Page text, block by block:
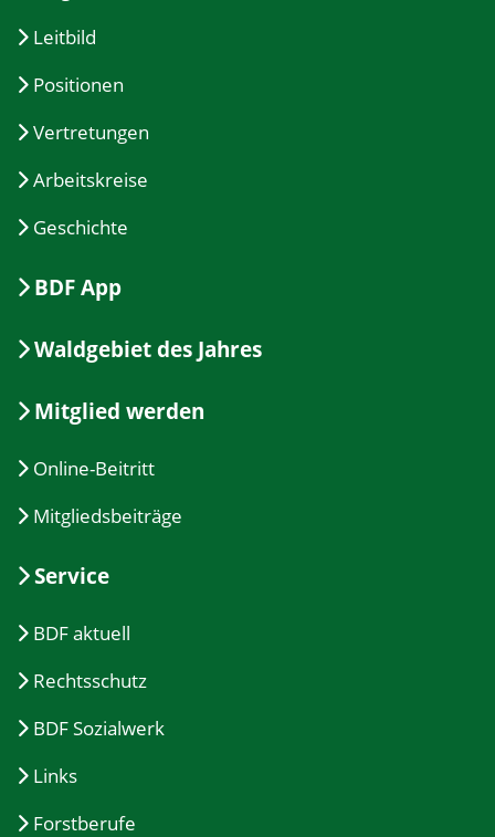
Leitbild
Positionen
Vertretungen
Arbeitskreise
Geschichte
BDF App
Waldgebiet des Jahres
Mitglied werden
Online-Beitritt
Mitgliedsbeiträge
Service
BDF aktuell
Rechtsschutz
BDF Sozialwerk
Links
Forstberufe